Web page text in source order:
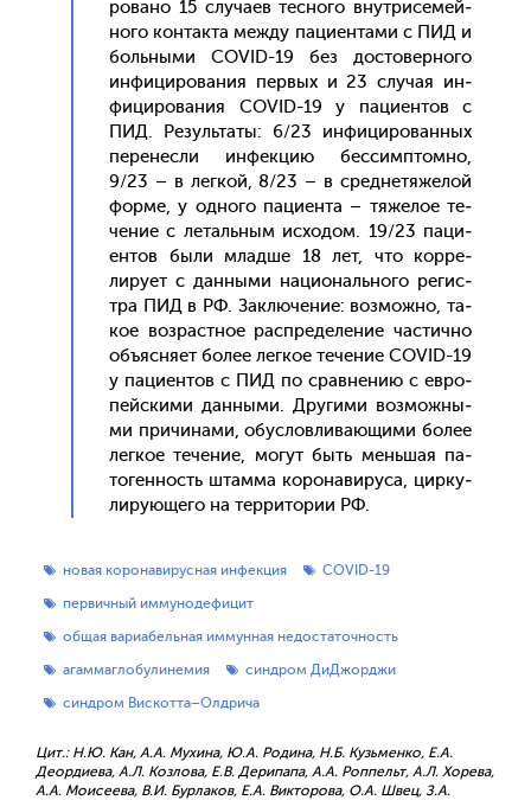
рова­но 15 слу­ча­ев тес­но­го внут­ри­семей­
но­го кон­такта меж­ду па­ци­ен­та­ми с ПИД и
боль­ны­ми COVID-19 без дос­то­вер­но­го
ин­фи­циро­вания пер­вых и 23 слу­чая ин­
фи­циро­вания COVID-19 у па­ци­ен­тов с
ПИД. Ре­зуль­та­ты: 6/23 ин­фи­циро­ван­ных
пе­ренес­ли ин­фекцию бес­сим­птом­но,
9/23 – в лег­кой, 8/23 – в сред­не­тяже­лой
фор­ме, у од­но­го па­ци­ен­та – тя­желое те­
чение с ле­таль­ным ис­хо­дом. 19/23 па­ци­
ен­тов бы­ли млад­ше 18 лет, что кор­ре­
лиру­ет с дан­ны­ми на­ци­ональ­но­го ре­гис­
тра ПИД в РФ. Зак­лю­чение: воз­можно, та­
кое воз­рас­тное рас­пре­деле­ние час­тично
объ­яс­ня­ет бо­лее лег­кое те­чение COVID-19
у па­ци­ен­тов с ПИД по срав­не­нию с ев­ро­
пей­ски­ми дан­ны­ми. Дру­гими воз­можны­
ми при­чина­ми, обус­ловли­ва­ющи­ми бо­лее
лег­кое те­чение, мо­гут быть мень­шая па­
тоген­ность штам­ма ко­рона­виру­са, цир­ку­
лиру­юще­го на тер­ри­тории РФ.
новая коронавирусная инфекция
СOVID-19
первичный иммунодефицит
общая вариабельная иммунная недостаточность
агаммаглобулинемия
синдром ДиДжорджи
синдром Вискотта–Олдрича
Цит.: Н.Ю. Кан, А.А. Мухина, Ю.А. Родина, Н.Б. Кузьменко, Е.А.
Деордиева, А.Л. Козлова, Е.В. Дерипапа, А.А. Роппельт, А.Л. Хорева,
А.А. Моисеева, В.И. Бурлаков, Е.А. Викторова, О.А. Швец, З.А.